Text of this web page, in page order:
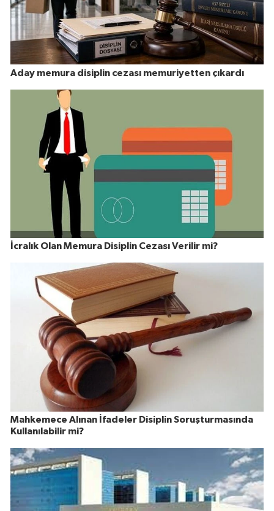
Aday memura disiplin cezası memuriyetten çıkardı
İcralık Olan Memura Disiplin Cezası Verilir mi?
Mahkemece Alınan İfadeler Disiplin Soruşturmasında
Kullanılabilir mi?